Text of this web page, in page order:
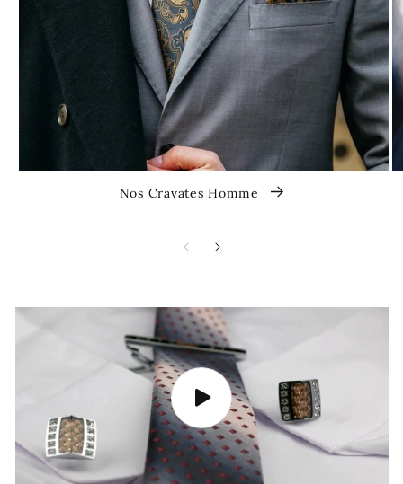
Nos Cravates Homme